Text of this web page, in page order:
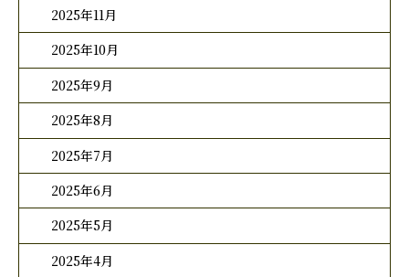
2025年11月
2025年10月
2025年9月
2025年8月
2025年7月
2025年6月
2025年5月
2025年4月